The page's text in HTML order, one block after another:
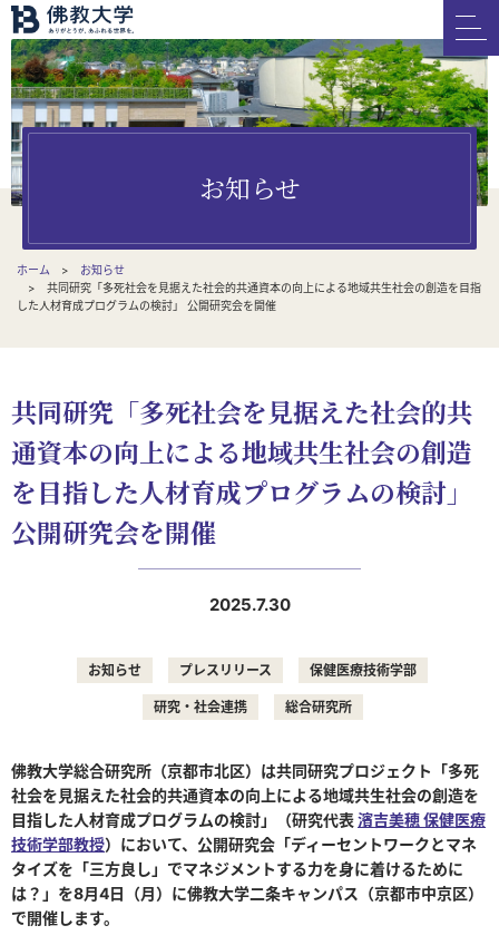
お知らせ
ホーム
お知らせ
共同研究「多死社会を見据えた社会的共通資本の向上による地域共生社会の創造を目指
した人材育成プログラムの検討」 公開研究会を開催
共同研究「多死社会を見据えた社会的共
通資本の向上による地域共生社会の創造
を目指した人材育成プログラムの検討」
公開研究会を開催
2025.7.30
お知らせ プレスリリース 保健医療技術学部
研究・社会連携 総合研究所
佛教大学総合研究所（京都市北区）は共同研究プロジェクト「多死
社会を見据えた社会的共通資本の向上による地域共生社会の創造を
目指した人材育成プログラムの検討」（研究代表濱吉美穂 保健医療
技術学部教授）において、公開研究会「ディーセントワークとマネ
タイズを「三方良し」でマネジメントする力を身に着けるために
は？」を8月4日（月）に佛教大学二条キャンパス（京都市中京区）
で開催します。